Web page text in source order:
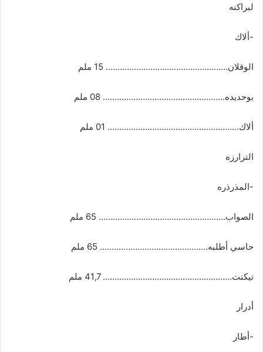
لبراكنه
-ألاك
الوقلان……………………………………………. 15 ملم
بوحديده……………………………………………. 08 ملم
ألاك……………………………………………….. 01 ملم
الترارزه
-المذرذره
الصواب……………………………………………… 65 ملم
حاسي أطلبه………………………………………. 65 ملم
تيكنت………………………………………………. 41,7 ملم
أدرار
-أطار